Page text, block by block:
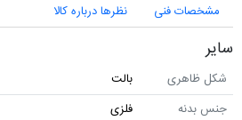
مشخصات فنی نظرها درباره کالا
سایر
شکل ظاهری
بالت
جنس بدنه
فلزی